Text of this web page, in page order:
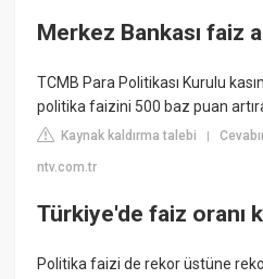
Merkez Bankası faiz
TCMB Para Politikası Kurulu
politika faizini 500 baz puan
Kaynak kaldırma talebi |
ntv.com.tr
Türkiye'de faiz oranı
Politika faizi de rekor üstüne